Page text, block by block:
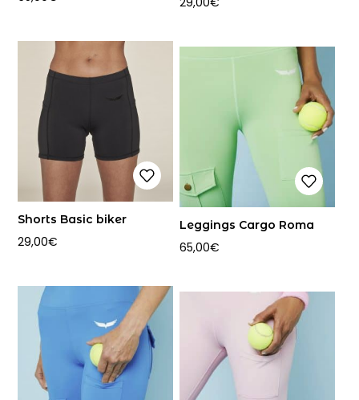
Shorts Basic biker
29,00€
Leggings Cargo Roma
65,00€